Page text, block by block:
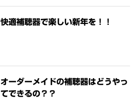
快適補聴器で楽しい新年を！！
オーダーメイドの補聴器はどうやっ
てできるの？？